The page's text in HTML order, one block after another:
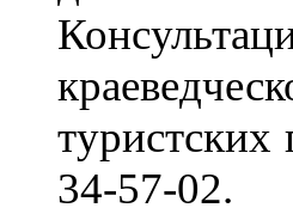
34-57-02.